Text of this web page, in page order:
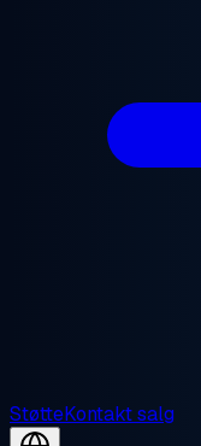
StøtteKontakt salg